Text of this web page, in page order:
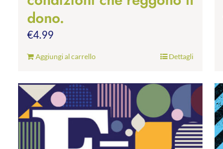
dono.
€4.99
Aggiungi al carrello Dettagli